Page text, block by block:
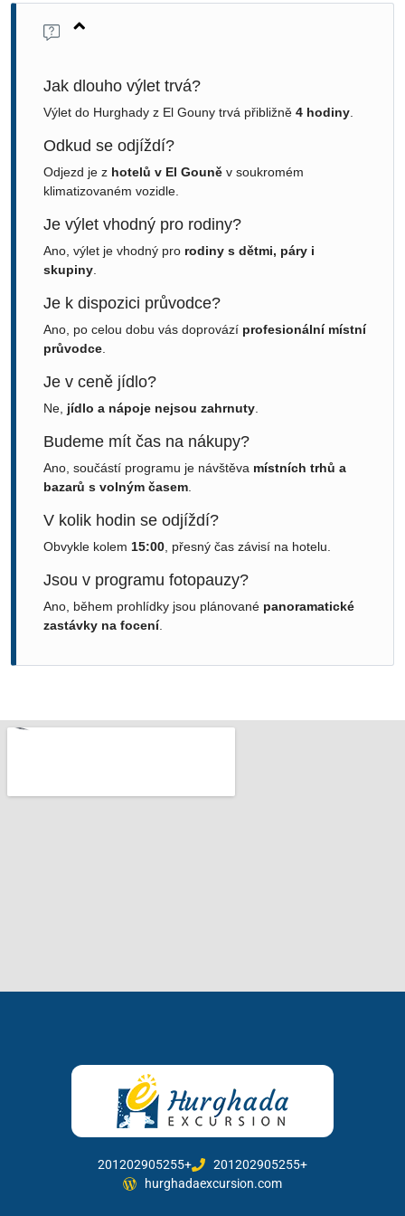
Jak dlouho výlet trvá?
Výlet do Hurghady z El Gouny trvá přibližně 4 hodiny
Odkud se odjíždí?
Odjezd je z hotelů v El Gouně v soukromém
klimatizovaném vozidle.
Je výlet vhodný pro rodiny?
Ano, výlet je vhodný pro rodiny s dětmi, páry i
skupiny
Je k dispozici průvodce?
Ano, po celou dobu vás doprovází profesionální místní
průvodce
Je v ceně jídlo?
Ne, jídlo a nápoje nejsou zahrnuty
Budeme mít čas na nákupy?
Ano, součástí programu je návštěva místních trhů a
bazarů s volným časem
V kolik hodin se odjíždí?
Obvykle kolem 15:00 , přesný čas závisí na hotelu.
Jsou v programu fotopauzy?
Ano, během prohlídky jsou plánované panoramatické
zastávky na focení.
201202905255+
201202905255+
hurghadaexcursion.com